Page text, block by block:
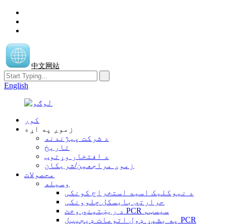
中文网站
English
کور
زموږ په اړه
د شرکت پیژندنه
تاریخ
د افتخار وړتوب
زموږ مراجعین/شریکان
محصولات
وسیله
د نیوکلیک اسید استخراج کونکی
حرارتي بایسکل چلوونکی
د ریښتیني وخت PCR سیسټم
په بشپړ ډول اتومات ډیجیټل PCR